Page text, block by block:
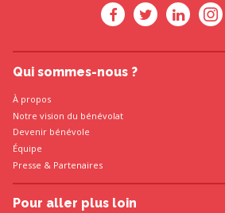
Qui sommes-nous ?
À propos
Notre vision du bénévolat
Devenir bénévole
Équipe
Presse & Partenaires
Pour aller plus loin